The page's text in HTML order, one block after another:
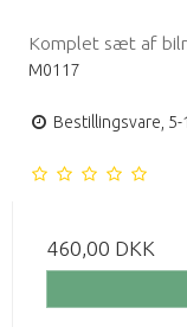
Komplet sæt af
M0117
Bestillingsvare, 5-
460,00 DKK